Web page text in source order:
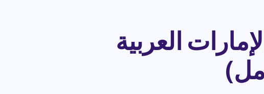
برج العرب جميرا 2024 الإمارات العربية